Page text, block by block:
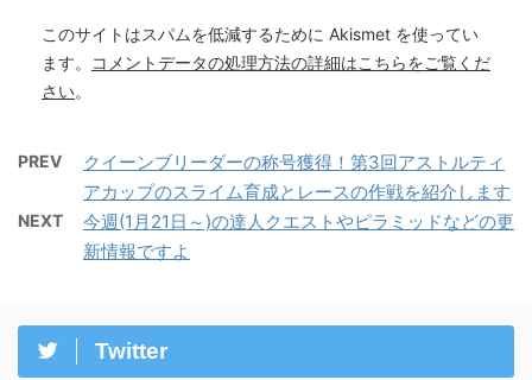
このサイトはスパムを低減するために Akismet を使ってい
ます。
コメントデータの処理方法の詳細はこちらをご覧くだ
さい。
PREV
クイーンブリーダーの称号獲得！第3回アストルティ
アカップのスライム育成とレースの作戦を紹介します
NEXT
今週(1月21日～)の達人クエストやピラミッドなどの更
新情報ですよ
Twitter